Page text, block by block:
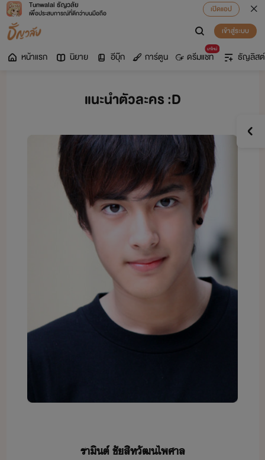
Tunwalai ธัญวลัย
เพื่อประสบการณ์ที่ดีกว่าบนมือถือ
เปิดแอป
เข้าสู่ระบบ
หน้าแรก นิยาย อีบุ๊ก การ์ตูน
มาใหม่
ดรีมแชท ธัญลิสต์
แนะนำตัวละคร :D
​ราิต​์​ ​ชั​สิท​ัฒ​ไพศาล​